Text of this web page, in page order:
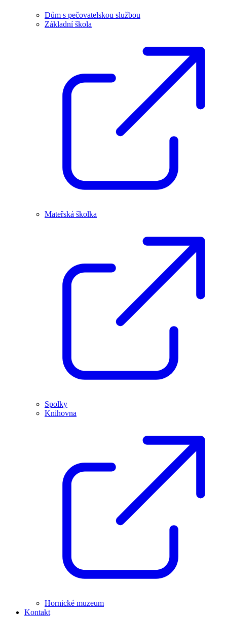
Dům s pečovatelskou službou
Základní škola
Mateřská školka
Spolky
Knihovna
Hornické muzeum
Kontakt